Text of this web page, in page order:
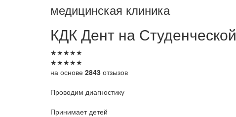
медицинская клиника
КДКДент на Студенческой
★★★★★
★★★★★
на основе 2843 отзызов
Проводим диагностику
Принимает детей